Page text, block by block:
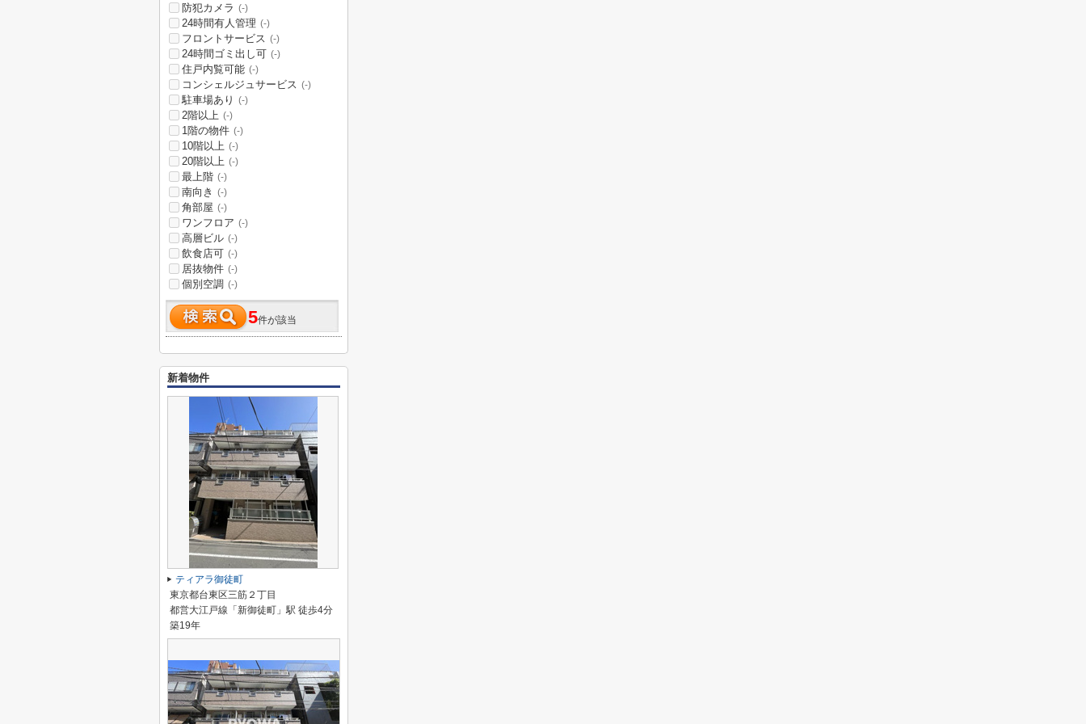
防犯カメラ (-)
24時間有人管理 (-)
フロントサービス (-)
24時間ゴミ出し可 (-)
住戸内覧可能 (-)
コンシェルジュサービス (-)
駐車場あり (-)
2階以上 (-)
1階の物件 (-)
10階以上 (-)
20階以上 (-)
最上階 (-)
南向き (-)
角部屋 (-)
ワンフロア (-)
高層ビル (-)
飲食店可 (-)
居抜物件 (-)
個別空調 (-)
5件が該当
新着物件
ティアラ御徒町
東京都台東区三筋２丁目
都営大江戸線「新御徒町」駅 徒歩4分
築19年